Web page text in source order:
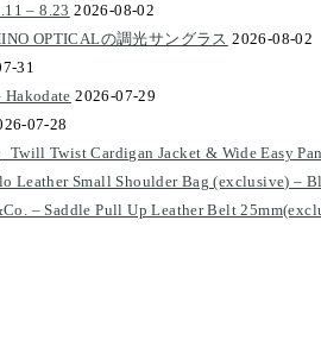
– 8.23 2026-08-02
OPTICALの調光サングラス 2026-08-02
31
2026-07-29
07-28
Twill Twist Cardigan Jacket & Wide Easy
Leather Small Shoulder Bag (exclusive) –
– Saddle Pull Up Leather Belt